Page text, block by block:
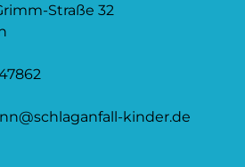
Straße 32
kinder.de